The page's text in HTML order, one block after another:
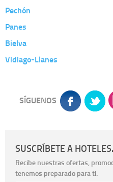
Pechón
Panes
Bielva
Vidiago-Llanes
SÍGUENOS
SUSCRÍBETE A
Recibe nuestras ofertas,
tenemos preparado para ti.